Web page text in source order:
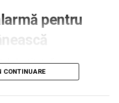
pentru
de Institute for
la 18 iunie 2026,
decât în anul anterior –
CONTINUARE